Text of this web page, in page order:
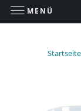
Startseite
MENÜ